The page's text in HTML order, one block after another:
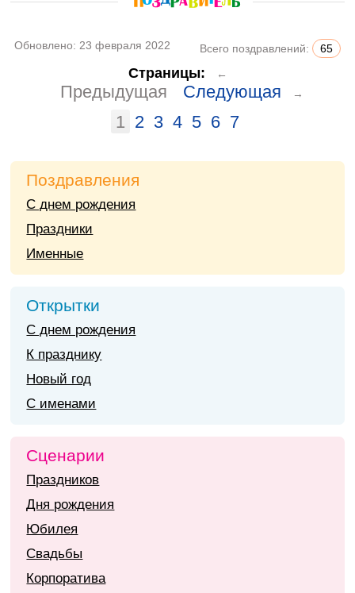
Обновлено: 23 февраля 2022 Всего поздравлений: 65
Страницы: ←
Предыдущая Следующая →
1 2 3 4 5 6 7
Поздравления
С днем рождения
Праздники
Именные
Открытки
С днем рождения
К празднику
Новый год
С именами
Сценарии
Праздников
Дня рождения
Юбилея
Свадьбы
Корпоратива